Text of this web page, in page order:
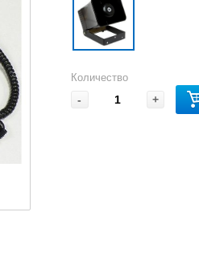
Количество
- +